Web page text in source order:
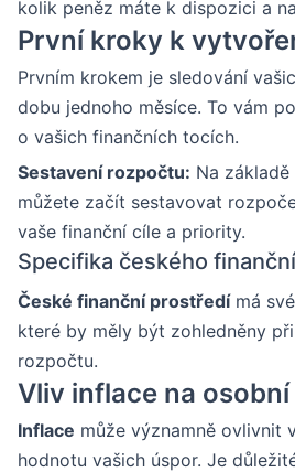
kolik peněz máte k dispozici a
První kroky k
Prvním krokem je sledování
dobu jednoho měsíce. To vám
o vašich finančních tocích.
Sestavení rozpočtu: Na
můžete začít sestavovat
vaše finanční cíle a priority.
Specifika českého
České finanční prostředímá
které by měly být zohledněny
rozpočtu.
Vliv inflace na
Inflace může významně ovlivnit
hodnotu vašich úspor. Je